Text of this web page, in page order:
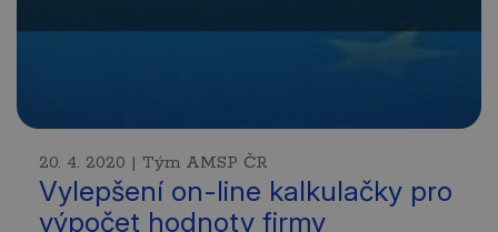
20. 4. 2020 | Tým AMSP ČR
Vylepšení on-line kalkulačky pro
výpočet hodnoty firmy